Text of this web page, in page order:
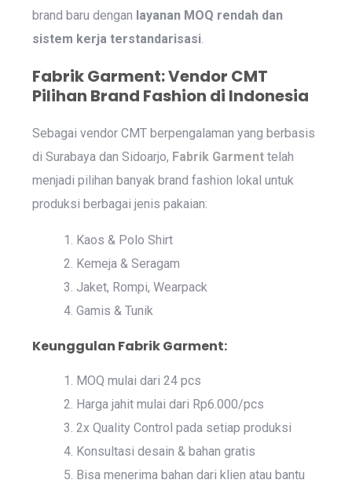
brand baru dengan layanan MOQ rendah dan
sistem kerja terstandarisasi.
Fabrik Garment: Vendor CMT
Pilihan Brand Fashion di Indonesia
Sebagai vendor CMT berpengalaman yang berbasis
di Surabaya dan Sidoarjo, Fabrik Garmenttelah
menjadi pilihan banyak brand fashion lokal untuk
produksi berbagai jenis pakaian:
Kaos & Polo Shirt
Kemeja & Seragam
Jaket, Rompi, Wearpack
Gamis & Tunik
Keunggulan Fabrik Garment:
MOQ mulai dari 24 pcs
Harga jahit mulai dari Rp6.000/pcs
2x Quality Control pada setiap produksi
Konsultasi desain & bahan gratis
Bisa menerima bahan dari klien atau bantu